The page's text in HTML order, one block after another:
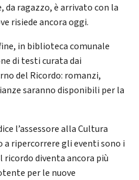
da ragazzo, è arrivato con la
risiede ancora oggi.
in biblioteca comunale
di testicurata dai
del Ricordo: romanzi,
saranno disponibili per la
l’assessore alla Cultura
a ripercorrere gli eventi sono i
diventa ancora più
per le nuove